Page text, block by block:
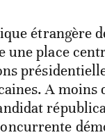
étrangère
une place
A moins